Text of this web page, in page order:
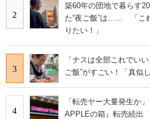
2
築60年の団地で暮らす
た“夜ご飯”は…… 「こ
りたい！」
3
「ナスは全部これでい
ご飯”がすごい！「真似
4
「転売ヤー大量発生か
APPLEの箱』転売続出